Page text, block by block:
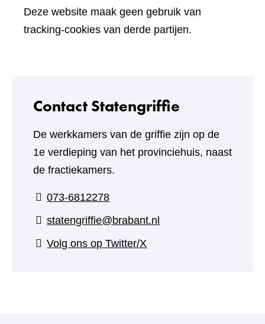
Deze website maak geen gebruik van
tracking-cookies van derde partijen.
Contact Statengriffie
De werkkamers van de griffie zijn op de
1e verdieping van het provinciehuis, naast
de fractiekamers.
073-6812278
statengriffie@brabant.nl
Volg ons op Twitter/X